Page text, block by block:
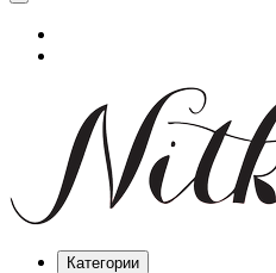
Категории